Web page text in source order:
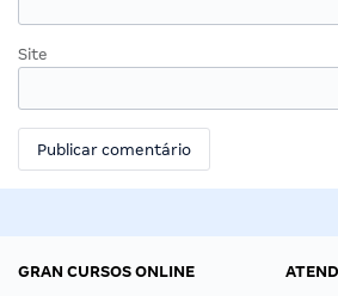
Site
GRAN CURSOS ONLINE